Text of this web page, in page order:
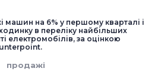
машин на 6% у першому кварталі і
в переліку найбільших
електромобілів, за оцінкою
продажі